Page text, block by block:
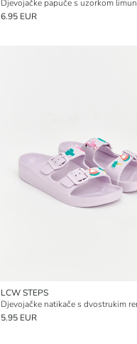
Djevojačke papuče s uzorkom
6.95 EUR
LCW STEPS
Djevojačke natikače s dvostrukim
5.95 EUR